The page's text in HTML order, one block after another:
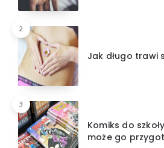
2
Jak długo trawi
3
Komiks do
może go